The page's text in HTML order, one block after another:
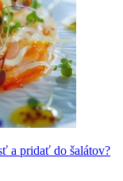
a pridať do šalátov?